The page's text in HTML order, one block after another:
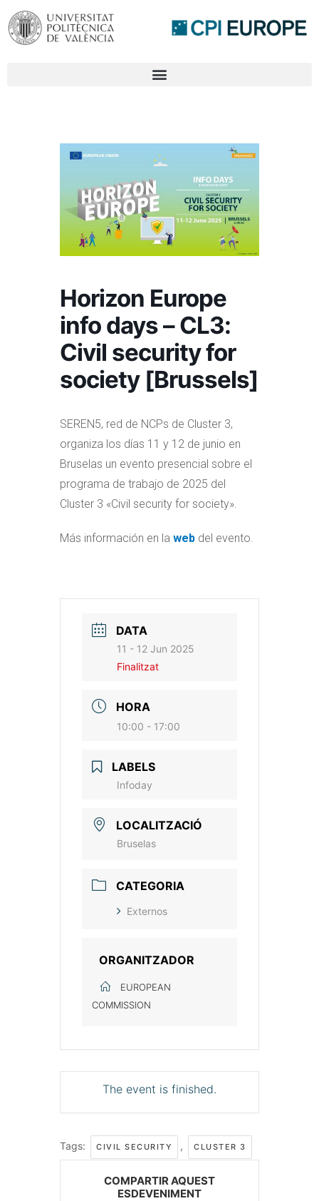
Horizon Europe
info days – CL3:
Civil security for
society [Brussels]
SEREN5, red de NCPs de Cluster 3,
organiza los días 11 y 12 de junio en
Bruselas un evento presencial sobre el
programa de trabajo de 2025 del
Cluster 3 «Civil security for society».
Más información en la web del evento.
DATA
11 - 12 Jun 2025
Finalitzat
HORA
10:00 - 17:00
LABELS
Infoday
LOCALITZACIÓ
Bruselas
CATEGORIA
Externos
ORGANITZADOR
EUROPEAN
COMMISSION
The event is finished.
Tags: CIVIL SECURITY , CLUSTER 3
COMPARTIR AQUEST
ESDEVENIMENT